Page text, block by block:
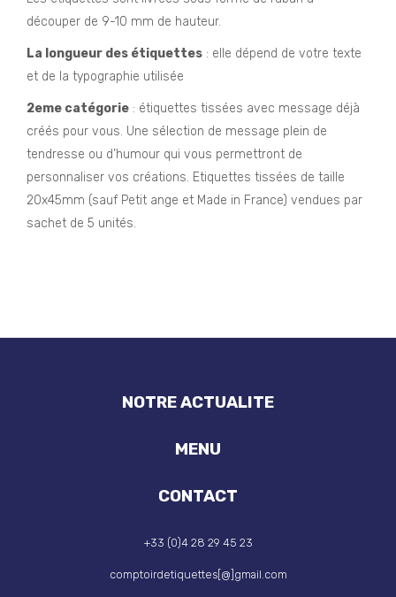
découper de 9-10 mm de hauteur.
La longueur des étiquettes : elle dépend de votre texte
et de la typographie utilisée
2eme catégorie : étiquettes tissées avec message déjà
créés pour vous. Une sélection de message plein de
tendresse ou d’humour qui vous permettront de
personnaliser vos créations. Etiquettes tissées de taille
20x45mm (sauf Petit ange et Made in France) vendues par
sachet de 5 unités.
NOTRE ACTUALITE
MENU
CONTACT
+33 (0)4 28 29 45 23
comptoirdetiquettes[@]gmail.com